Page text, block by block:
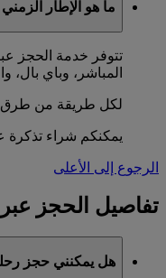
ما هو الإطار
تتوفر خدمة الحجز
المباشر، وباي بال،
لكل طريقة من طرق
يمكنكم شراء تذكرة عبر
الرجوع إلى الأعلى
تفاصيل الحجز عبر
هل يمكنني حجز